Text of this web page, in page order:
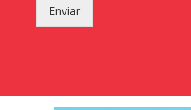
Enviar